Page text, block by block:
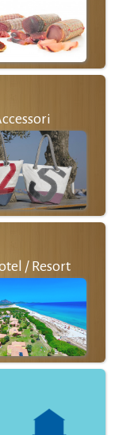
/ Resort